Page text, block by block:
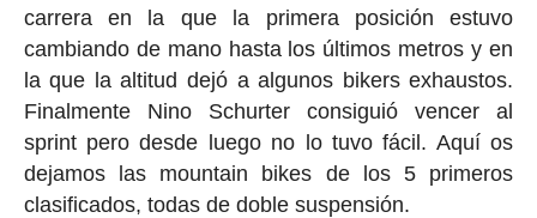
carrera en la que la primera posición estuvo
cambiando de mano hasta los últimos metros y en
la que la altitud dejó a algunos bikers exhaustos.
Finalmente Nino Schurter consiguió vencer al
sprint pero desde luego no lo tuvo fácil. Aquí os
dejamos las mountain bikes de los 5 primeros
clasificados, todas de doble suspensión.